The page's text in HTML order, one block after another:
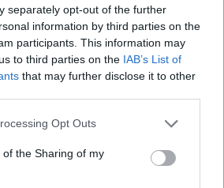
separately opt-out of the further
information by third parties on the
participants. This information may
to third parties on the IAB’s List of
that may further disclose it to other
Opt Outs
the Sharing of my